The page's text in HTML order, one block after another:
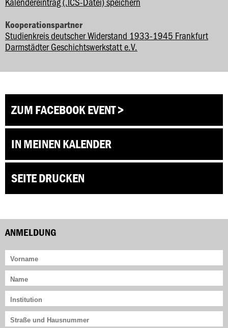
Kooperationspartner
Studienkreis deutscher Widerstand 1933-1945 Frankfurt
Darmstädter Geschichtswerkstatt e.V.
ZUM FACEBOOK EVENT >
IN MEINEN KALENDER
SEITE DRUCKEN
ANMELDUNG